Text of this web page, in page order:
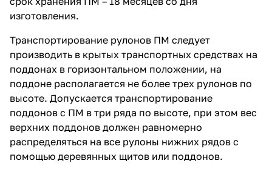
изготовления.
Транспортирование рулонов ПМ следует
производить в крытых транспортных средствах на
поддонах в горизонтальном положении, на
поддоне располагается не более трех рулонов по
высоте. Допускается транспортирование
поддонов с ПМ в три ряда по высоте, при этом вес
верхних поддонов должен равномерно
распределяться на все рулоны нижних рядов с
помощью деревянных щитов или поддонов.